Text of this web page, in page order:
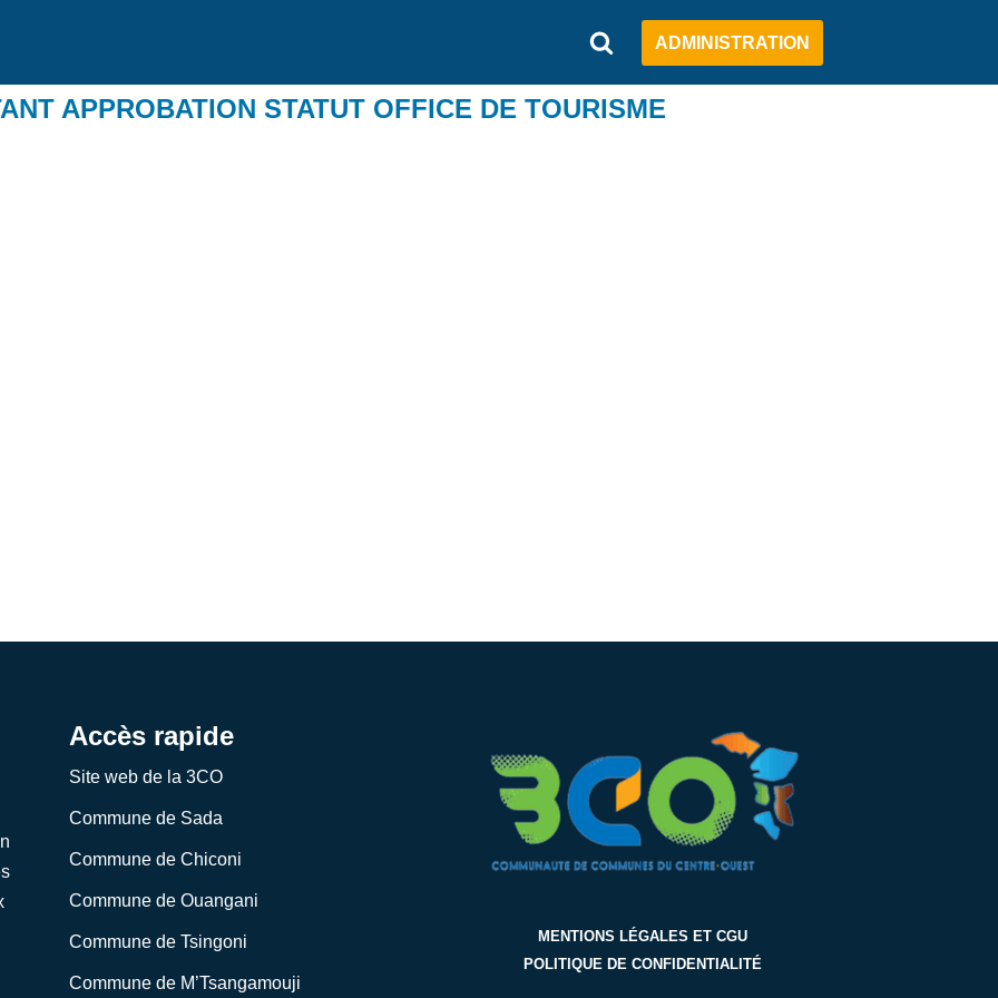
ADMINISTRATION
APPROBATION STATUT OFFICE DE TOURISME
Accès rapide
Site web de la 3CO
Commune de Sada
Commune de Chiconi
Commune de Ouangani
Commune de Tsingoni
Commune de M’Tsangamouji
MENTIONS LÉGALES ET CGU
POLITIQUE DE CONFIDENTIALITÉ